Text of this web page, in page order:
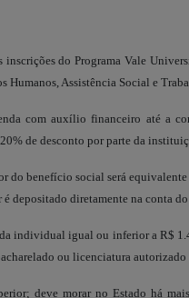
do Programa Vale
Humanos, Assistência Social e
com auxílio financeiro até a
de desconto por parte da
do benefício social será
depositado diretamente na conta
individual igual ou inferior a R$
ou licenciatura
deve morar no Estado há